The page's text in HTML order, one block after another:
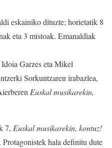
eskainiko dituzte; horietatik 8
eta 3 mistoak. Emanaldiak
Garzes eta Mikel
Sorkuntzaren irabazlea,
Euskal musikarekin,
7, Euskal musikarekin, kontuz!
hala definitu dute